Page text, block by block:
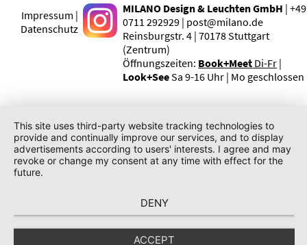
Impressum |
Datenschutz
MILANO Design & Leuchten GmbH | +49
0711 292929 | post@milano.de
Reinsburgstr. 4 | 70178 Stuttgart
(Zentrum)
Öffnungszeiten: Book+Meet Di-Fr |
Look+SeeSa 9-16 Uhr | Mo geschlossen
This site uses third-party website tracking technologies to
provide and continually improve our services, and to display
advertisements according to users' interests. I agree and may
revoke or change my consent at any time with effect for the
future.
DENY
ACCEPT